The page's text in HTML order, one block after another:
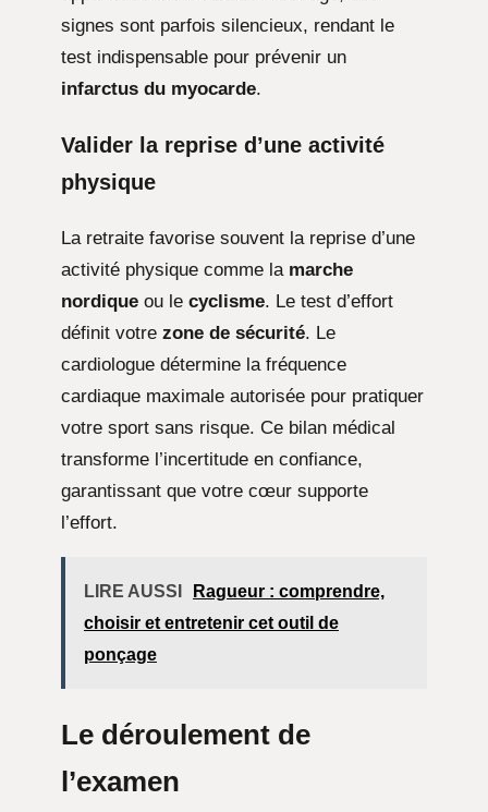
signes sont parfois silencieux, rendant le
test indispensable pour prévenir un
infarctus du myocarde.
Valider la reprise d’une activité
physique
La retraite favorise souvent la reprise d’une
activité physique comme la marche
nordique ou le cyclisme. Le test d’effort
définit votre zone de sécurité. Le
cardiologue détermine la fréquence
cardiaque maximale autorisée pour pratiquer
votre sport sans risque. Ce bilan médical
transforme l’incertitude en confiance,
garantissant que votre cœur supporte
l’effort.
LIRE AUSSI
Ragueur : comprendre,
choisir et entretenir cet outil de
ponçage
Le déroulement de
l’examen